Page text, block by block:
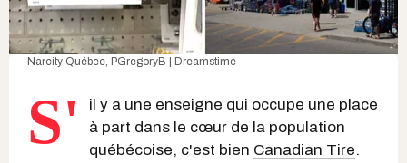
Narcity Québec, PGregoryB | Dreamstime
S'
il y a une enseigne qui occupe une place
à part dans le cœur de la population
québécoise, c'est bien Canadian Tire.